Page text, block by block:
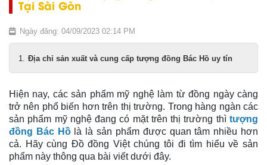
Tại Sài Gòn
Ngày đăng: 04/09/2023 02:14 PM
Địa chỉ sản xuất và cung cấp tượng đồng Bác Hồ uy tín
Hiện nay, các sản phẩm mỹ nghệ làm từ đồng ngày càng
trở nên phổ biến hơn trên thị trường. Trong hàng ngàn các
sản phẩm mỹ nghệ đang có mặt trên thị trường thìtượng
đồng Bác Hồlà là sản phẩm được quan tâm nhiều hơn
cả. Hãy cùng Đồ đồng Việt chúng tôi đi tìm hiểu về sản
phẩm này thông qua bài viết dưới đây.